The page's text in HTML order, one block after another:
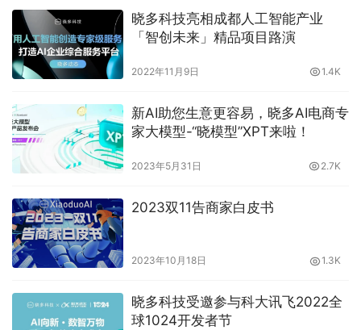
晓多科技亮相成都人工智能产业
「智创未来」精品项目路演
2022年11月9日 1.4K
新AI助您生意更容易，晓多AI电商专
家大模型-“晓模型”XPT来啦！
2023年5月31日 2.7K
2023双11告商家白皮书
2023年10月18日 1.3K
晓多科技受邀参与科大讯飞2022全
球1024开发者节